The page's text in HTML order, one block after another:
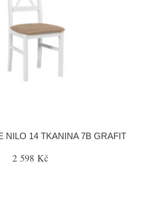
NILO 14 TKANINA 7B GRAFIT
2 598 Kč